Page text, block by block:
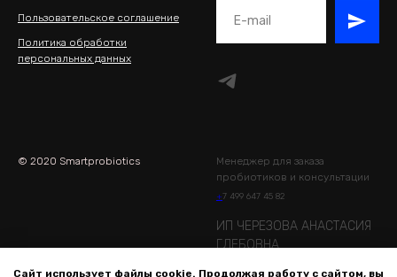
Сайт использует файлы cookie. Продолжая работу с сайтом, вы
Пользовательское соглашение
Политика обработки
персональных данных
© 2020 Smartprobiotics
Менеджер для заказа
пробиотиков и консультации
+7 499 647 45 82
ИП ЧЕРЕЗОВА АНАСТАСИЯ
ГЛЕБОВНА